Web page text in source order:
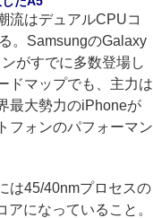
流はデュアルCPUコ
。SamsungのGalaxy
がすでに多数登場し
ドマップでも、主力は
最大勢力のiPhoneが
フォンのパフォーマン
は45/40nmプロセスの
になっていること。